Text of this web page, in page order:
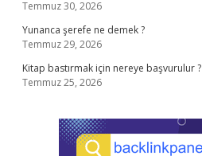
Temmuz 30, 2026
Yunanca şerefe ne demek ?
Temmuz 29, 2026
Kitap bastırmak için nereye başvurulur ?
Temmuz 25, 2026